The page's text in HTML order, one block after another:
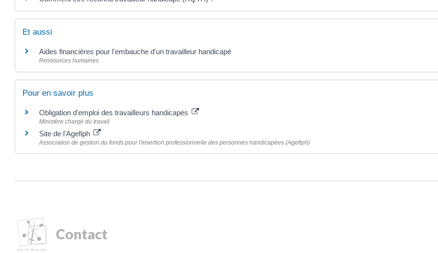
Et aussi
Aides financières pour l'embauche d'un travailleur handicapé
Ressources humaines
Pour en savoir plus
Obligation d'emploi des travailleurs handicapés
Ministère chargé du travail
Site de l'Agefiph
Association de gestion du fonds pour l'insertion professionnelle des personnes handicapées (Agefiph)
Contact